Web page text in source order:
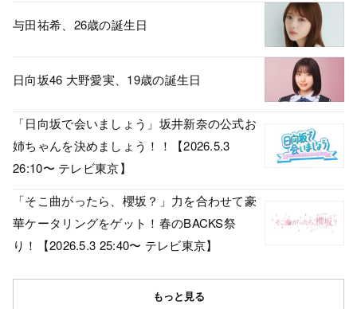
与田祐希、26歳の誕生日
日向坂46 大野愛実、19歳の誕生日
「日向坂で会いましょう」坂井新奈の公式お
姉ちゃんを決めましょう！！【2026.5.3
26:10〜 テレビ東京】
「そこ曲がったら、櫻坂？」力を合わせて豪
華ケータリングをゲット！春のBACKS祭
り！【2026.5.3 25:40〜 テレビ東京】
もっと見る